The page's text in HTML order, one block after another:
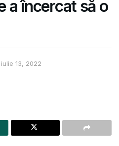
a încercat să o
iulie 13, 2022